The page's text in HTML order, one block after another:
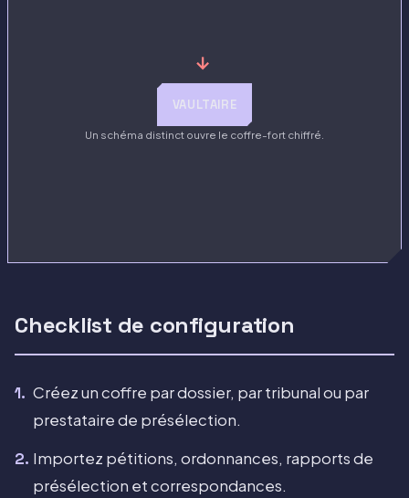
→
VAULTAIRE
Un schéma distinct ouvre le coffre-fort chiffré.
Checklist de configuration
Créez un coffre par dossier, par tribunal ou par
prestataire de présélection.
Importez pétitions, ordonnances, rapports de
présélection et correspondances.